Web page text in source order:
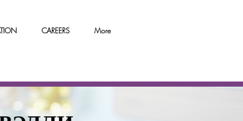
CAREERS More